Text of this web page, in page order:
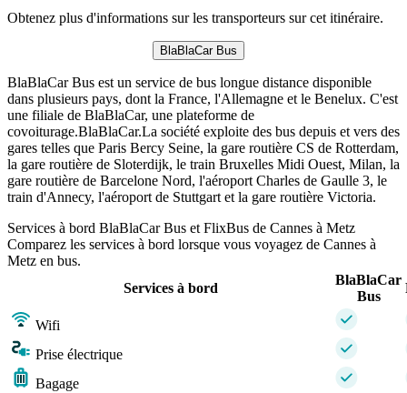
Obtenez plus d'informations sur les transporteurs sur cet itinéraire.
BlaBlaCar Bus
BlaBlaCar Bus est un service de bus longue distance disponible
dans plusieurs pays, dont la France, l'Allemagne et le Benelux. C'est
une filiale de BlaBlaCar, une plateforme de
covoiturage.BlaBlaCar.La société exploite des bus depuis et vers des
gares telles que Paris Bercy Seine, la gare routière CS de Rotterdam,
la gare routière de Sloterdijk, le train Bruxelles Midi Ouest, Milan, la
gare routière de Barcelone Nord, l'aéroport Charles de Gaulle 3, le
train d'Annecy, l'aéroport de Stuttgart et la gare routière Victoria.
Services à bord BlaBlaCar Bus et FlixBus de Cannes à Metz
Comparez les services à bord lorsque vous voyagez de Cannes à
Metz en bus.
Services à bord
BlaBlaCar
Bus
Wifi
Prise électrique
Bagage